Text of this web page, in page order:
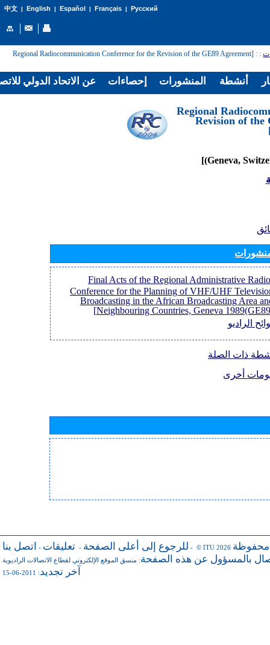
中文| English | Español | Français| Русский
:
: [Regional Radiocommunication Conference for the Revision of the GE89 Agreement
[Regional
Revision of the
[Final Acts of the Regional Administrative Radio
Conference for the Planning of VHF/UHF
Broadcasting in the African Broadcasting Area
Neighbouring Countries, Geneva
الراديو
ذات الصلة
أخرى
للرجوع إلى أعلى الصفحة - تعليقات - اتصل بنا - © ITU 2026 محفوظة
بالمسؤول عن هذه الصفحة: منسق الموقع الإلكتروني لقطاع الاتصالات الراديوية
آخر تجديد: 2011-06-15
عن الاتحاد الدولي إحصاءات المنشورات أنشطة